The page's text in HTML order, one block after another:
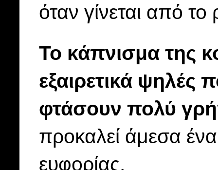
όταν γίνεται από
Το κάπνισμα της
εξαιρετικά ψηλές
φτάσουν πολύ
προκαλεί άμεσα
ευφορίας.